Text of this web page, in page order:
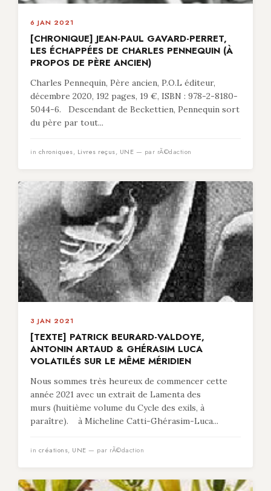
6 JAN 2021
[CHRONIQUE] JEAN-PAUL GAVARD-PERRET,
LES ÉCHAPPÉES DE CHARLES PENNEQUIN (À
PROPOS DE PÈRE ANCIEN)
Charles Pennequin, Père ancien, P.O.L éditeur,
décembre 2020, 192 pages, 19 €, ISBN : 978-2-8180-
5044-6. Descendant de Beckettien, Pennequin sort
du père par tout...
in chroniques, Livres reçus, UNE — par rÃ©daction
3 JAN 2021
[TEXTE] PATRICK BEURARD-VALDOYE,
ANTONIN ARTAUD & GHÉRASIM LUCA
VOLATILÉS SUR LE MÊME MÉRIDIEN
Nous sommes très heureux de commencer cette
année 2021 avec un extrait de Lamenta des
murs (huitième volume du Cycle des exils, à
paraître). à Micheline Catti-Ghérasim-Luca...
in créations, UNE — par rÃ©daction